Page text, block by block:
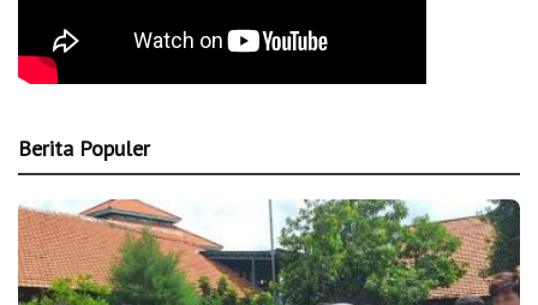
Berita Populer